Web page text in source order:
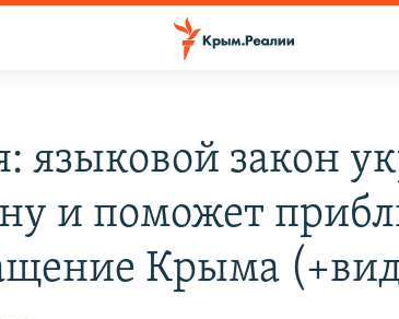
языковой закон
и поможет
Крыма